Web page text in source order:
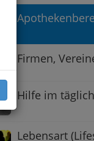
Firmen,
Hilfe im
Lebensart